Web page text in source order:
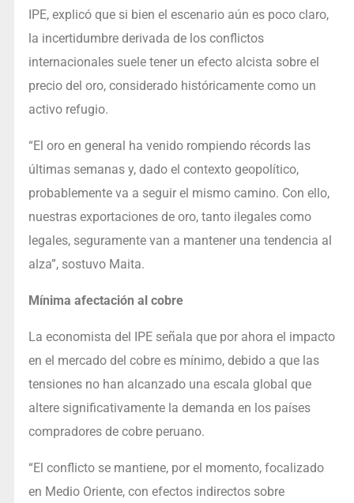
IPE, explicó que si bien el escenario aún es poco claro,
la incertidumbre derivada de los conflictos
internacionales suele tener un efecto alcista sobre el
precio del oro, considerado históricamente como un
activo refugio.
“El oro en general ha venido rompiendo récords las
últimas semanas y, dado el contexto geopolítico,
probablemente va a seguir el mismo camino. Con ello,
nuestras exportaciones de oro, tanto ilegales como
legales, seguramente van a mantener una tendencia al
alza”, sostuvo Maita.
Mínima afectación al cobre
La economista del IPE señala que por ahora el impacto
en el mercado del cobre es mínimo, debido a que las
tensiones no han alcanzado una escala global que
altere significativamente la demanda en los países
compradores de cobre peruano.
“El conflicto se mantiene, por el momento, focalizado
en Medio Oriente, con efectos indirectos sobre